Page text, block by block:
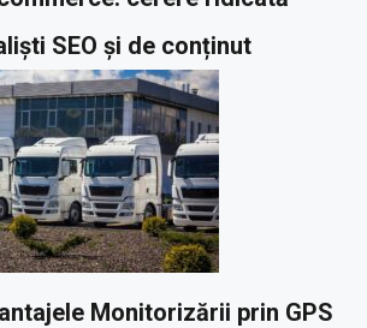
SEO și de conținut
Monitorizării prin GPS